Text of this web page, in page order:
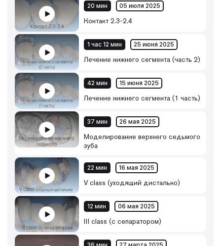
20 мин 05 июля 2025
Контакт 2.3-2.4
1 час 12 мин 25 июня 2025
Лечение нижнего сегмента (часть 2)
42 мин 15 июня 2025
Лечение нижнего сегмента (1 часть)
37 мин 26 мая 2025
Моделирование верхнего седьмого
зуба
22 мин 16 мая 2025
V class (уходящий дистально)
12 мин 06 мая 2025
III class (с сепаратором)